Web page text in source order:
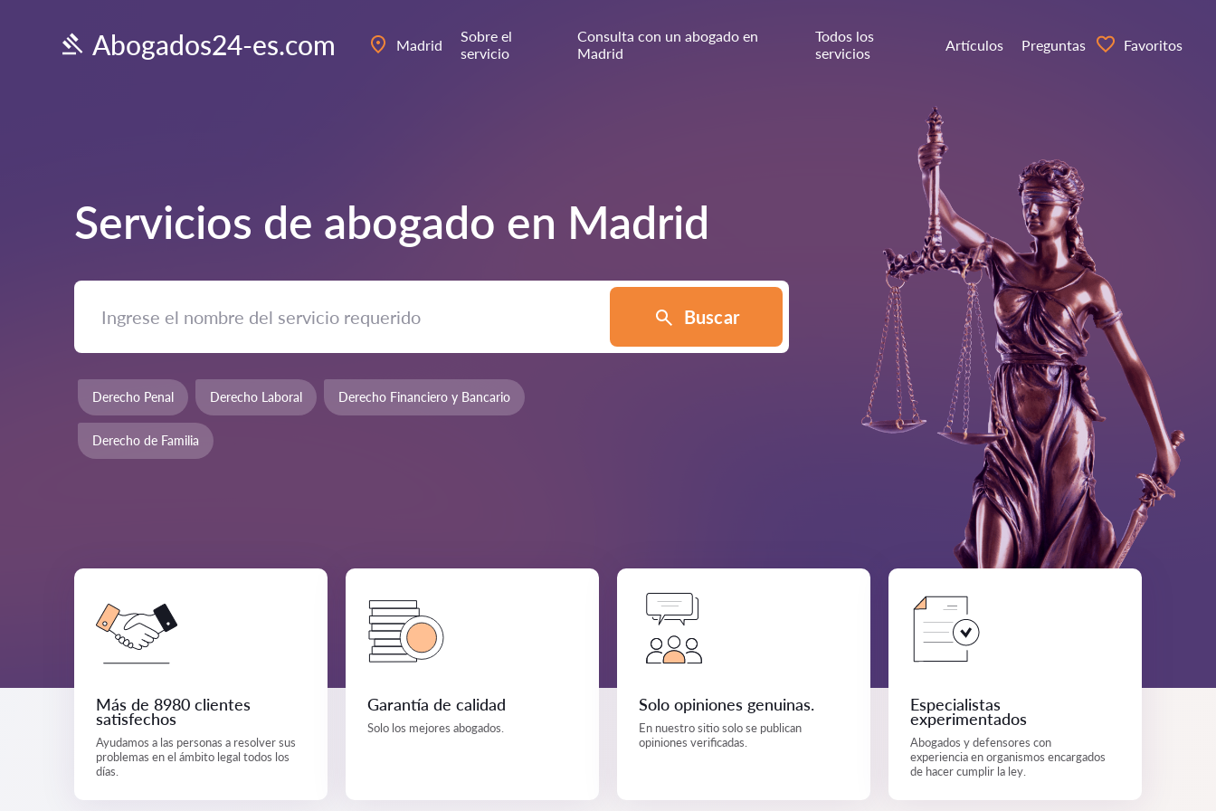
Abogados24-es.com Madrid
Sobre el
servicio
Consulta con un abogado en
Madrid
Todos los
servicios
Artículos Preguntas Favoritos
Servicios de abogado en Madrid
Buscar
Derecho Penal Derecho Laboral Derecho Financiero y Bancario
Derecho de Familia
Más de 8980 clientes
satisfechos
Ayudamos a las personas a resolver sus
problemas en el ámbito legal todos los
días.
Garantía de calidad
Solo los mejores abogados.
Solo opiniones genuinas.
En nuestro sitio solo se publican
opiniones verificadas.
Especialistas
experimentados
Abogados y defensores con
experiencia en organismos encargados
de hacer cumplir la ley.